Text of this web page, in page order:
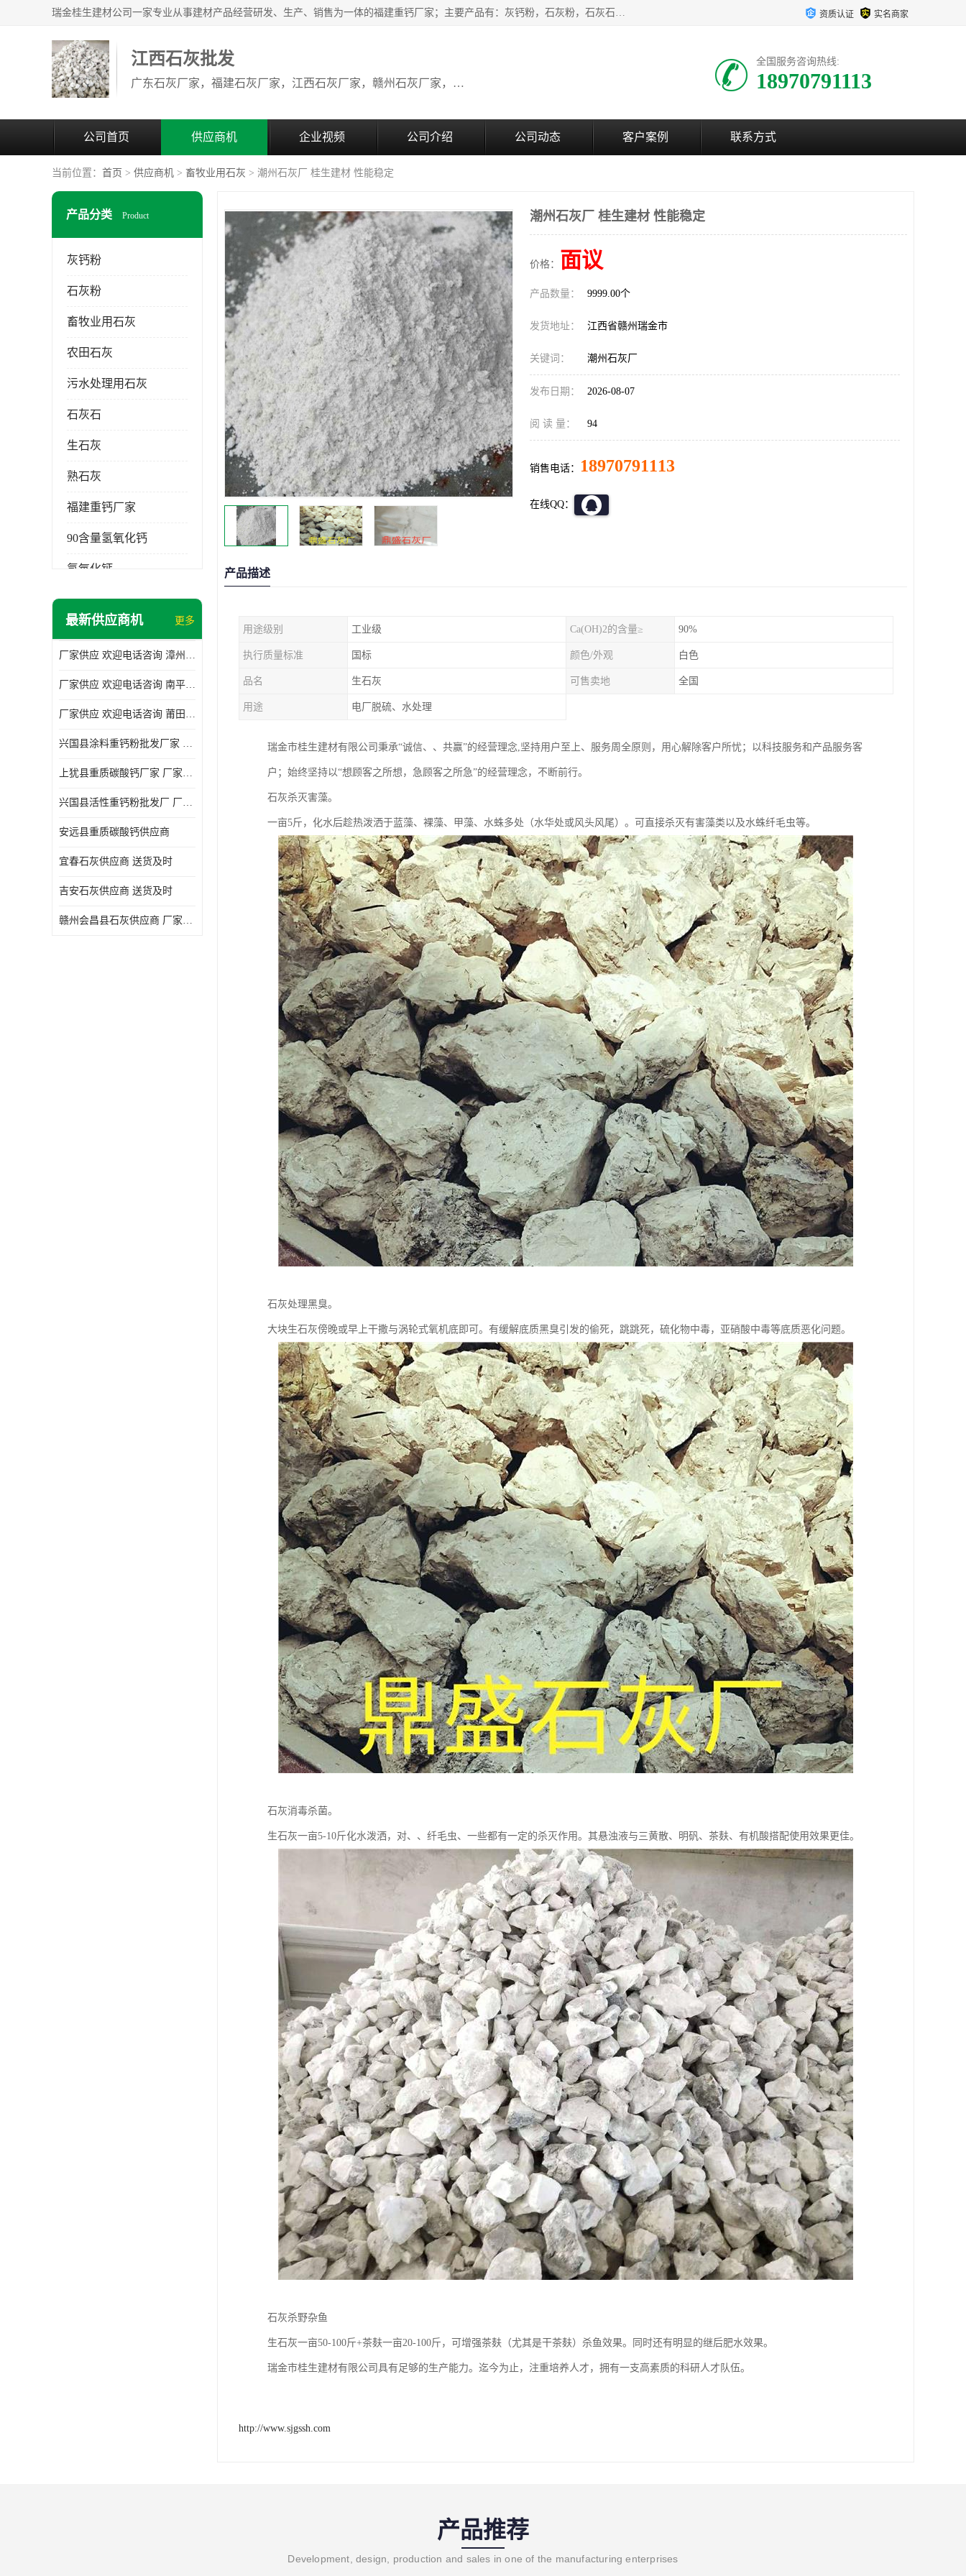
瑞金桂生建材公司一家专业从事建材产品经营研发、生产、销售为一体的福建重钙厂家；主要产品有：灰钙粉，石灰粉，石灰石，生石灰，熟石灰，氧化钙，重钙粉，氢氧化钙，农田石灰，畜牧业用石灰等。欢迎新老客户来电咨询！ 资质认证 实名商家
江西石灰批发
广东石灰厂家，福建石灰厂家，江西石灰厂家，赣州石灰厂家，东莞石灰厂家
全国服务咨询热线:
18970791113
公司首页 供应商机 企业视频 公司介绍 公司动态 客户案例 联系方式
当前位置： 首页 > 供应商机 > 畜牧业用石灰 > 潮州石灰厂 桂生建材 性能稳定
产品分类 Product
灰钙粉
石灰粉
畜牧业用石灰
农田石灰
污水处理用石灰
石灰石
生石灰
熟石灰
福建重钙厂家
90含量氢氧化钙
氢氧化钙
氧化钙
最新供应商机 更多
厂家供应 欢迎电话咨询 漳州活性重钙粉
厂家供应 欢迎电话咨询 南平活性重钙粉批发厂
厂家供应 欢迎电话咨询 莆田高白度重钙粉厂家
兴国县涂料重钙粉批发厂家 厂家供应 欢迎电话咨询
上犹县重质碳酸钙厂家 厂家供应 欢迎电话咨询
兴国县活性重钙粉批发厂 厂家供应 欢迎电话咨询
安远县重质碳酸钙供应商
宜春石灰供应商 送货及时
吉安石灰供应商 送货及时
赣州会昌县石灰供应商 厂家供应
潮州石灰厂 桂生建材 性能稳定
价格： 面议
产品数量： 9999.00个
发货地址： 江西省赣州瑞金市
关键词： 潮州石灰厂
发布日期： 2026-08-07
阅 读 量： 94
销售电话： 18970791113
在线QQ：
产品描述
用途级别 工业级 Ca(OH)2的含量≥ 90%
执行质量标准 国标 颜色/外观 白色
品名 生石灰 可售卖地 全国
用途 电厂脱硫、水处理
瑞金市桂生建材有限公司秉承“诚信、、共赢”的经营理念,坚持用户至上、服务周全原则，用心解除客户所忧；以科技服务和产品服务客
户；始终坚持以“想顾客之所想，急顾客之所急”的经营理念，不断前行。
石灰杀灭害藻。
一亩5斤，化水后趁热泼洒于蓝藻、裸藻、甲藻、水蛛多处（水华处或风头风尾）。可直接杀灭有害藻类以及水蛛纤毛虫等。
石灰处理黑臭。
大块生石灰傍晚或早上干撒与涡轮式氧机底即可。有缓解底质黑臭引发的偷死，跳跳死，硫化物中毒，亚硝酸中毒等底质恶化问题。
石灰消毒杀菌。
生石灰一亩5-10斤化水泼洒，对、、纤毛虫、一些都有一定的杀灭作用。其悬浊液与三黄散、明矾、茶麸、有机酸搭配使用效果更佳。
石灰杀野杂鱼
生石灰一亩50-100斤+茶麸一亩20-100斤，可增强茶麸（尤其是干茶麸）杀鱼效果。同时还有明显的继后肥水效果。
瑞金市桂生建材有限公司具有足够的生产能力。迄今为止，注重培养人才，拥有一支高素质的科研人才队伍。
http://www.sjgssh.com
产品推荐
Development, design, production and sales in one of the manufacturing enterprises